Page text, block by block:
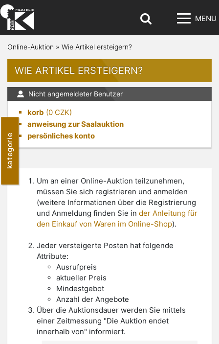
MENU
kategorie
Online-Auktion » Wie Artikel ersteigern?
WIE ARTIKEL ERSTEIGERN?
Nicht angemeldeter Benutzer
korb (0 CZK)
anweisung zur Saalauktion
persönliches konto
Um an einer Online-Auktion teilzunehmen,
müssen Sie sich registrieren und anmelden
(weitere Informationen über die Registrierung
und Anmeldung finden Sie in der Anleitung für
den Einkauf von Waren im Online-Shop).
Jeder versteigerte Posten hat folgende
Attribute:
Ausrufpreis
aktueller Preis
Mindestgebot
Anzahl der Angebote
Über die Auktionsdauer werden Sie mittels
einer Zeitmessung "Die Auktion endet
innerhalb von" informiert.